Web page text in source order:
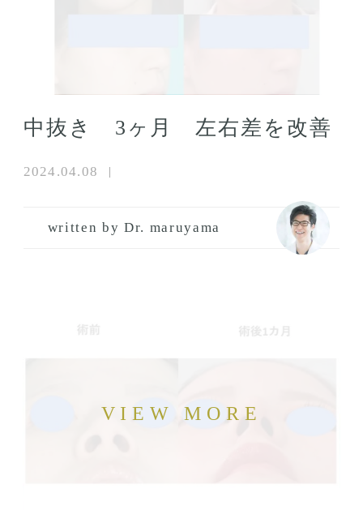
中抜き 3ヶ月 左右差を改善
2024.04.08
written by Dr. maruyama